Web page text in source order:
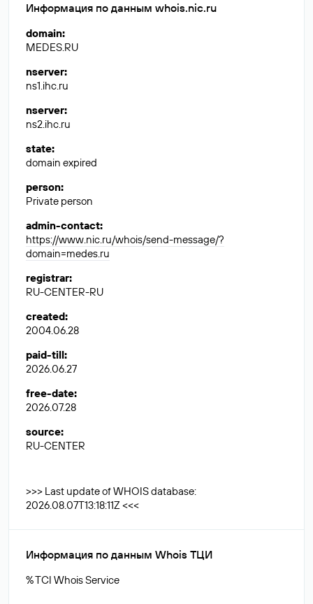
Информация по данным whois.nic.ru
domain:
MEDES.RU
nserver:
ns1.ihc.ru
nserver:
ns2.ihc.ru
state:
domain expired
person:
Private person
admin-contact:
https://www.nic.ru/whois/send-message/?
domain=medes.ru
registrar:
RU-CENTER-RU
created:
2004.06.28
paid-till:
2026.06.27
free-date:
2026.07.28
source:
RU-CENTER
>>> Last update of WHOIS database:
2026.08.07T13:18:11Z <<<
Информация по данным Whois ТЦИ
% TCI Whois Service